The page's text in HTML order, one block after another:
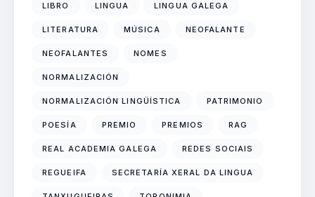
LIBRO LINGUA LINGUA GALEGA
LITERATURA MÚSICA NEOFALANTE
NEOFALANTES NOMES
NORMALIZACIÓN
NORMALIZACIÓN LINGÜÍSTICA PATRIMONIO
POESÍA PREMIO PREMIOS RAG
REAL ACADEMIA GALEGA REDES SOCIAIS
REGUEIFA SECRETARÍA XERAL DA LINGUA